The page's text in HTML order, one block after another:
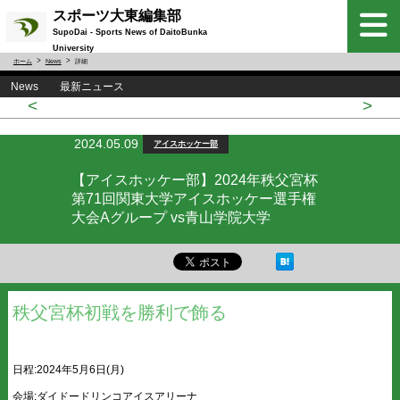
スポーツ大東編集部
SupoDai - Sports News of DaitoBunka
University
ホーム News 詳細
News 最新ニュース
< >
2024.05.09 アイスホッケー部
【アイスホッケー部】2024年秩父宮杯
第71回関東大学アイスホッケー選手権
大会Aグループ vs青山学院大学
秩父宮杯初戦を勝利で飾る
日程:2024年5月6日(月)
会場:ダイドードリンコアイスアリーナ